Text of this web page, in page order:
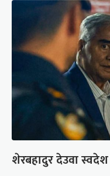
शेरबहादुर देउवा